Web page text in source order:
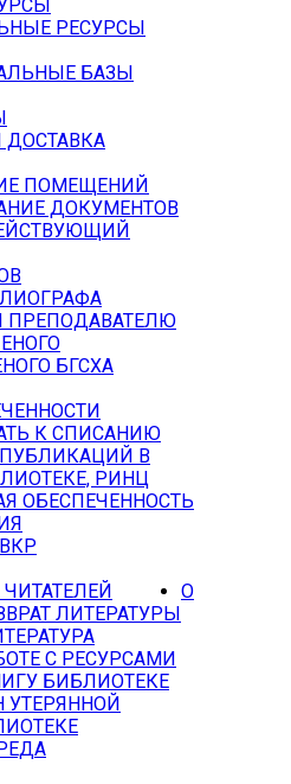
РЕСУРСЫ
БАЗЫ
ДОСТАВКА
ПОМЕЩЕНИЙ
ДОКУМЕНТОВ
ПРЕПОДАВАТЕЛЮ
БГСХА
К СПИСАНИЮ
В
РИНЦ
ОБЕСПЕЧЕННОСТЬ
ЛИТЕРАТУРЫ
С РЕСУРСАМИ
БИБЛИОТЕКЕ
УТЕРЯННОЙ
О